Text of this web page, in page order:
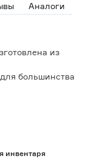
Аналоги
из
большинства
инвентаря